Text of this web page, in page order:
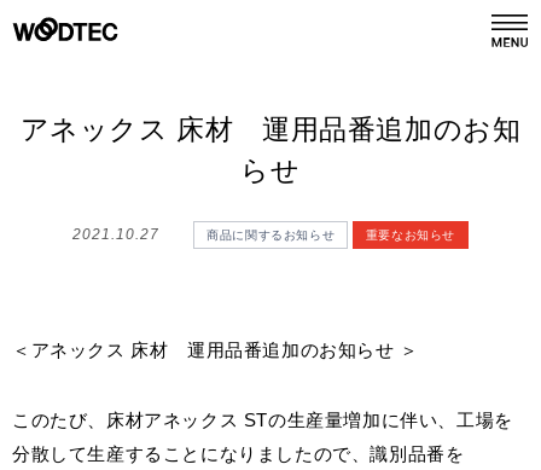
デジタルカタログ カタログ請求
ショールーム SHOWROOM
アネックス 床材 運用品番追加のお知
らせ
2021.10.27 商品に関するお知らせ 重要なお知らせ
＜アネックス 床材 運用品番追加のお知らせ ＞
このたび、床材アネックス STの生産量増加に伴い、工場を
分散して生産することになりましたので、識別品番を